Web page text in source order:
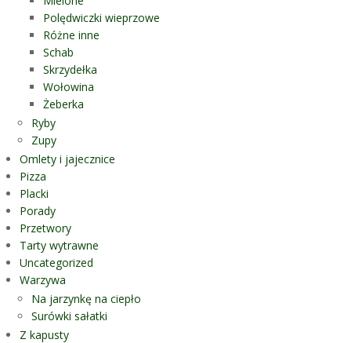
Polędwiczki wieprzowe
Różne inne
Schab
Skrzydełka
Wołowina
Żeberka
Ryby
Zupy
Omlety i jajecznice
Pizza
Placki
Porady
Przetwory
Tarty wytrawne
Uncategorized
Warzywa
Na jarzynkę na ciepło
Surówki sałatki
Z kapusty